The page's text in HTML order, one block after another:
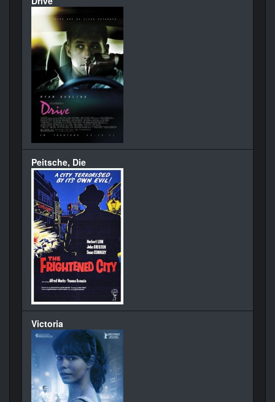
Peitsche, Die
Victoria